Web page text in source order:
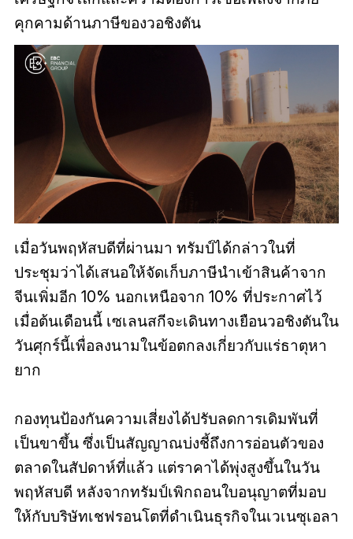
คุกคามด้านภาษีของวอชิงตัน
เมื่อวันพฤหัสบดีที่ผ่านมา ทรัมป์ได้กล่าวในที่
ประชุมว่าได้เสนอให้จัดเก็บภาษีนำเข้าสินค้าจาก
จีนเพิ่มอีก 10% นอกเหนือจาก 10% ที่ประกาศไว้
เมื่อต้นเดือนนี้ เซเลนสกีจะเดินทางเยือนวอชิงตันใน
วันศุกร์นี้เพื่อลงนามในข้อตกลงเกี่ยวกับแร่ธาตุหา
ยาก
กองทุนป้องกันความเสี่ยงได้ปรับลดการเดิมพันที่
เป็นขาขึ้น ซึ่งเป็นสัญญาณบ่งชี้ถึงการอ่อนตัวของ
ตลาดในสัปดาห์ที่แล้ว แต่ราคาได้พุ่งสูงขึ้นในวัน
พฤหัสบดี หลังจากทรัมป์เพิกถอนใบอนุญาตที่มอบ
ให้กับบริษัทเชฟรอนโตที่ดำเนินธุรกิจในเวเนซุเอลา